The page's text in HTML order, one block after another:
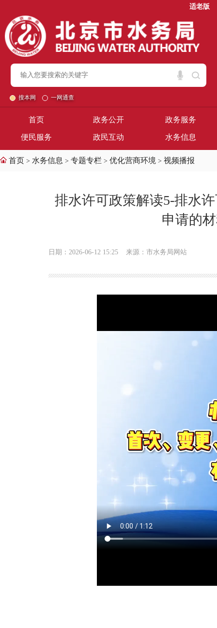
适老版
搜本网 一网通查
首页 政务公开 政务服务
便民服务 政民互动 水务信息
首页 > 水务信息 > 专题专栏 > 优化营商环境 > 视频播报
排水许可政策解读5-排水
申请的
日期：2026-06-12 15:25 来源：市水务局网站